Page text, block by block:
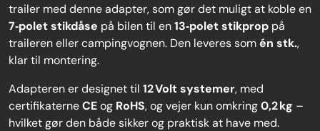
trailer med denne adapter, som gør det muligt at koble en
7‑polet stikdåse på bilen til en13‑polet stikprop på
traileren eller campingvognen. Den leveres somén stk.,
klar til montering.
Adapteren er designet til 12 Volt systemer, med
certifikaterneCEog RoHS, og vejer kun omkring0,2 kg –
hvilket gør den både sikker og praktisk at have med.